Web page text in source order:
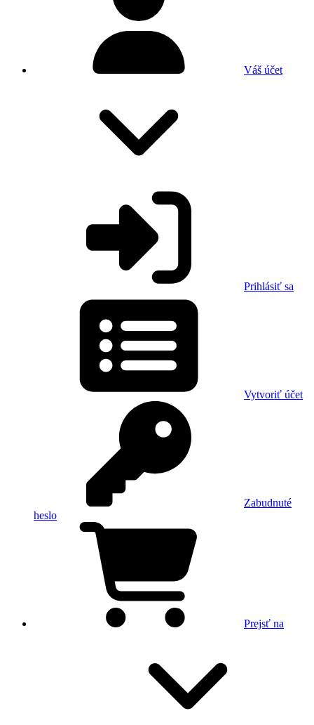
Váš účet
Prihlásiť sa
Vytvoriť účet
Zabudnuté
heslo
Prejsť na